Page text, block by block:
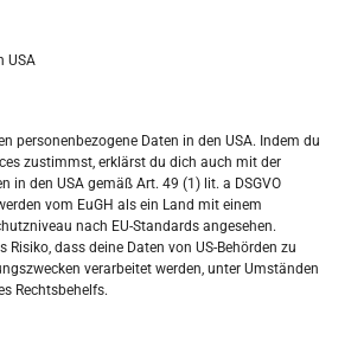
USA
personenbezogene Daten in den USA. Indem du
zustimmst, erklärst du dich auch mit der
in den USA gemäß Art. 49 (1) lit. a DSGVO
vom EuGH als ein Land mit einem
nach EU-Standards angesehen.
Risiko, dass deine Daten von US-Behörden zu
verarbeitet werden, unter Umständen
Rechtsbehelfs.
MAI 2026
M D F S
1 2
6 7 8 9 10